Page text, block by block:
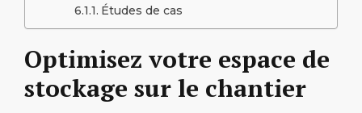
Études de cas
Optimisez votre espace de
stockage sur le chantier